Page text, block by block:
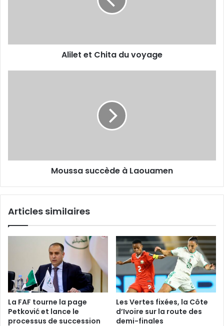
Alilet et Chita du voyage
Moussa succède à Laouamen
Articles similaires
La FAF tourne la page
Petković et lance le
processus de succession
Les Vertes fixées, la Côte
d’Ivoire sur la route des
demi-finales